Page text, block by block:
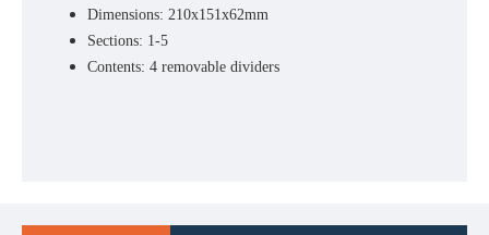
Dimensions: 210x151x62mm
Sections: 1-5
Contents: 4 removable dividers